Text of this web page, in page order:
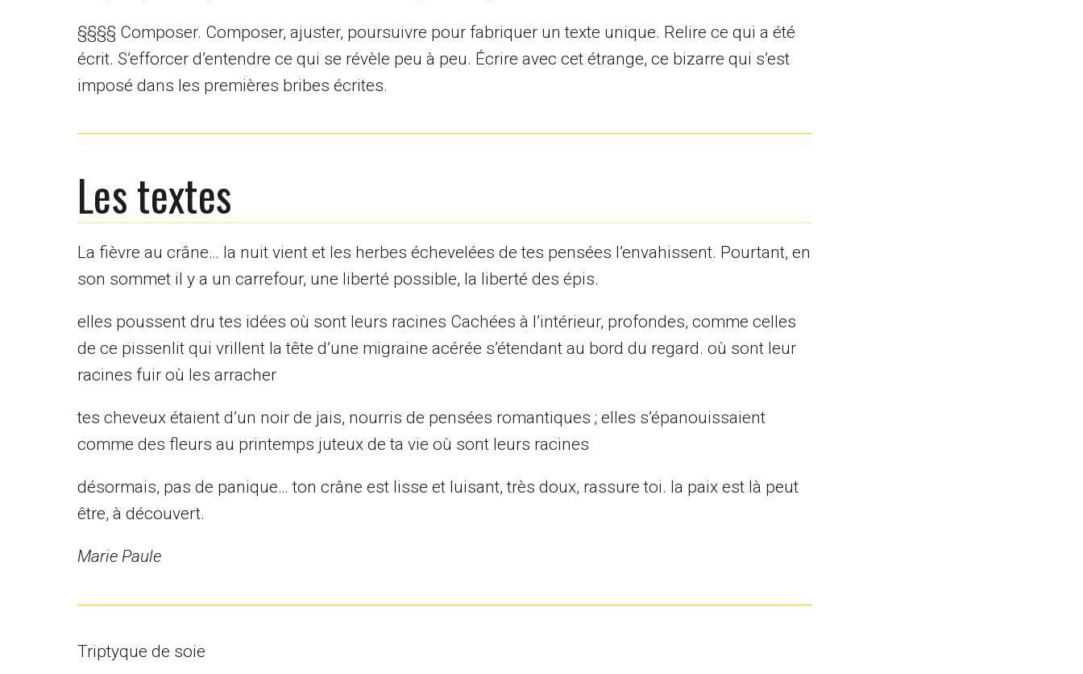
§§§§ Composer. Composer, ajuster, poursuivre pour fabriquer un texte unique. Relire ce qui a été
écrit. S’efforcer d’entendre ce qui se révèle peu à peu. Écrire avec cet étrange, ce bizarre qui s’est
imposé dans les premières bribes écrites.
Les textes
La fièvre au crâne… la nuit vient et les herbes échevelées de tes pensées l’envahissent. Pourtant, en
son sommet il y a un carrefour, une liberté possible, la liberté des épis.
elles poussent dru tes idées où sont leurs racines Cachées à l’intérieur, profondes, comme celles
de ce pissenlit qui vrillent la tête d’une migraine acérée s’étendant au bord du regard. où sont leur
racines fuir où les arracher
tes cheveux étaient d’un noir de jais, nourris de pensées romantiques ; elles s’épanouissaient
comme des fleurs au printemps juteux de ta vie où sont leurs racines
désormais, pas de panique… ton crâne est lisse et luisant, très doux, rassure toi. la paix est là peut
être, à découvert.
Marie Paule
Triptyque de soie